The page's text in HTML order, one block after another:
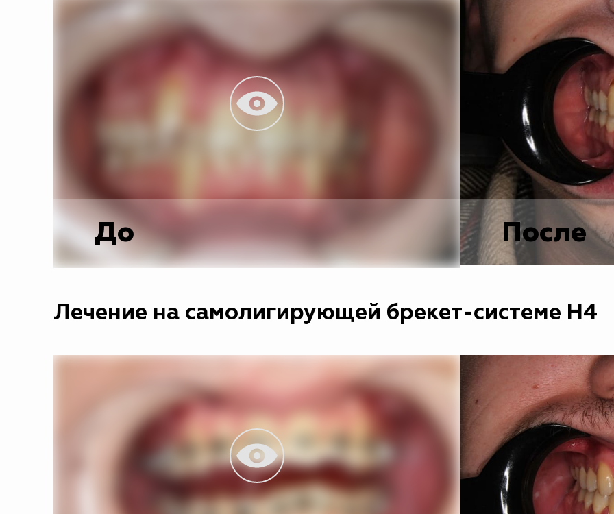
До После
Лечение на самолигирующей брекет-системе Н4